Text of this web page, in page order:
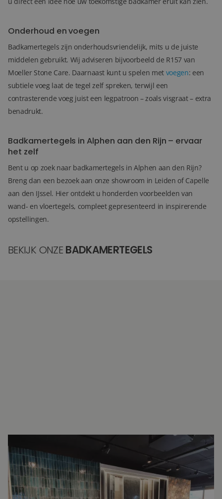
Onderhoud en voegen
Badkamertegels zijn onderhoudsvriendelijk, mits u de juiste
middelen gebruikt. Wij adviseren bijvoorbeeld de R157 van
Moeller Stone Care. Daarnaast kunt u spelen met voegen: een
subtiele voeg laat de tegel zelf spreken, terwijl een
contrasterende voeg juist een legpatroon – zoals visgraat – extra
benadrukt.
Badkamertegels in Alphen aan den Rijn – ervaar
het zelf
Bent u op zoek naar badkamertegels in Alphen aan den Rijn?
Breng dan een bezoek aan onze showroom in Leiden of Capelle
aan den IJssel. Hier ontdekt u honderden voorbeelden van
wand- en vloertegels, compleet gepresenteerd in inspirerende
opstellingen.
BEKIJK ONZE BADKAMERTEGELS
INTERESSE? LAAT UW GEGEVENS ACHTER EN
WE ZIEN U SNEL IN DE SHOWROOM!
Raymond van Dijk
Verkoopadviseur